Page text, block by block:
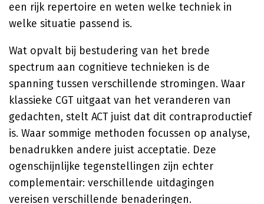
een rijk repertoire en weten welke techniek in
welke situatie passend is.
Wat opvalt bij bestudering van het brede
spectrum aan cognitieve technieken is de
spanning tussen verschillende stromingen. Waar
klassieke CGT uitgaat van het veranderen van
gedachten, stelt ACT juist dat dit contraproductief
is. Waar sommige methoden focussen op analyse,
benadrukken andere juist acceptatie. Deze
ogenschijnlijke tegenstellingen zijn echter
complementair: verschillende uitdagingen
vereisen verschillende benaderingen.